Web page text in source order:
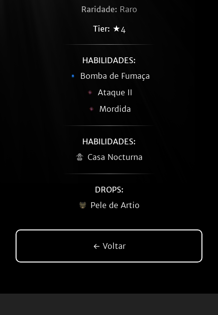
Raridade: Raro
Tier: ★4
HABILIDADES:
Bomba de Fumaça
Ataque II
Mordida
HABILIDADES:
Casa Nocturna
DROPS:
Pele de Artio
← Voltar